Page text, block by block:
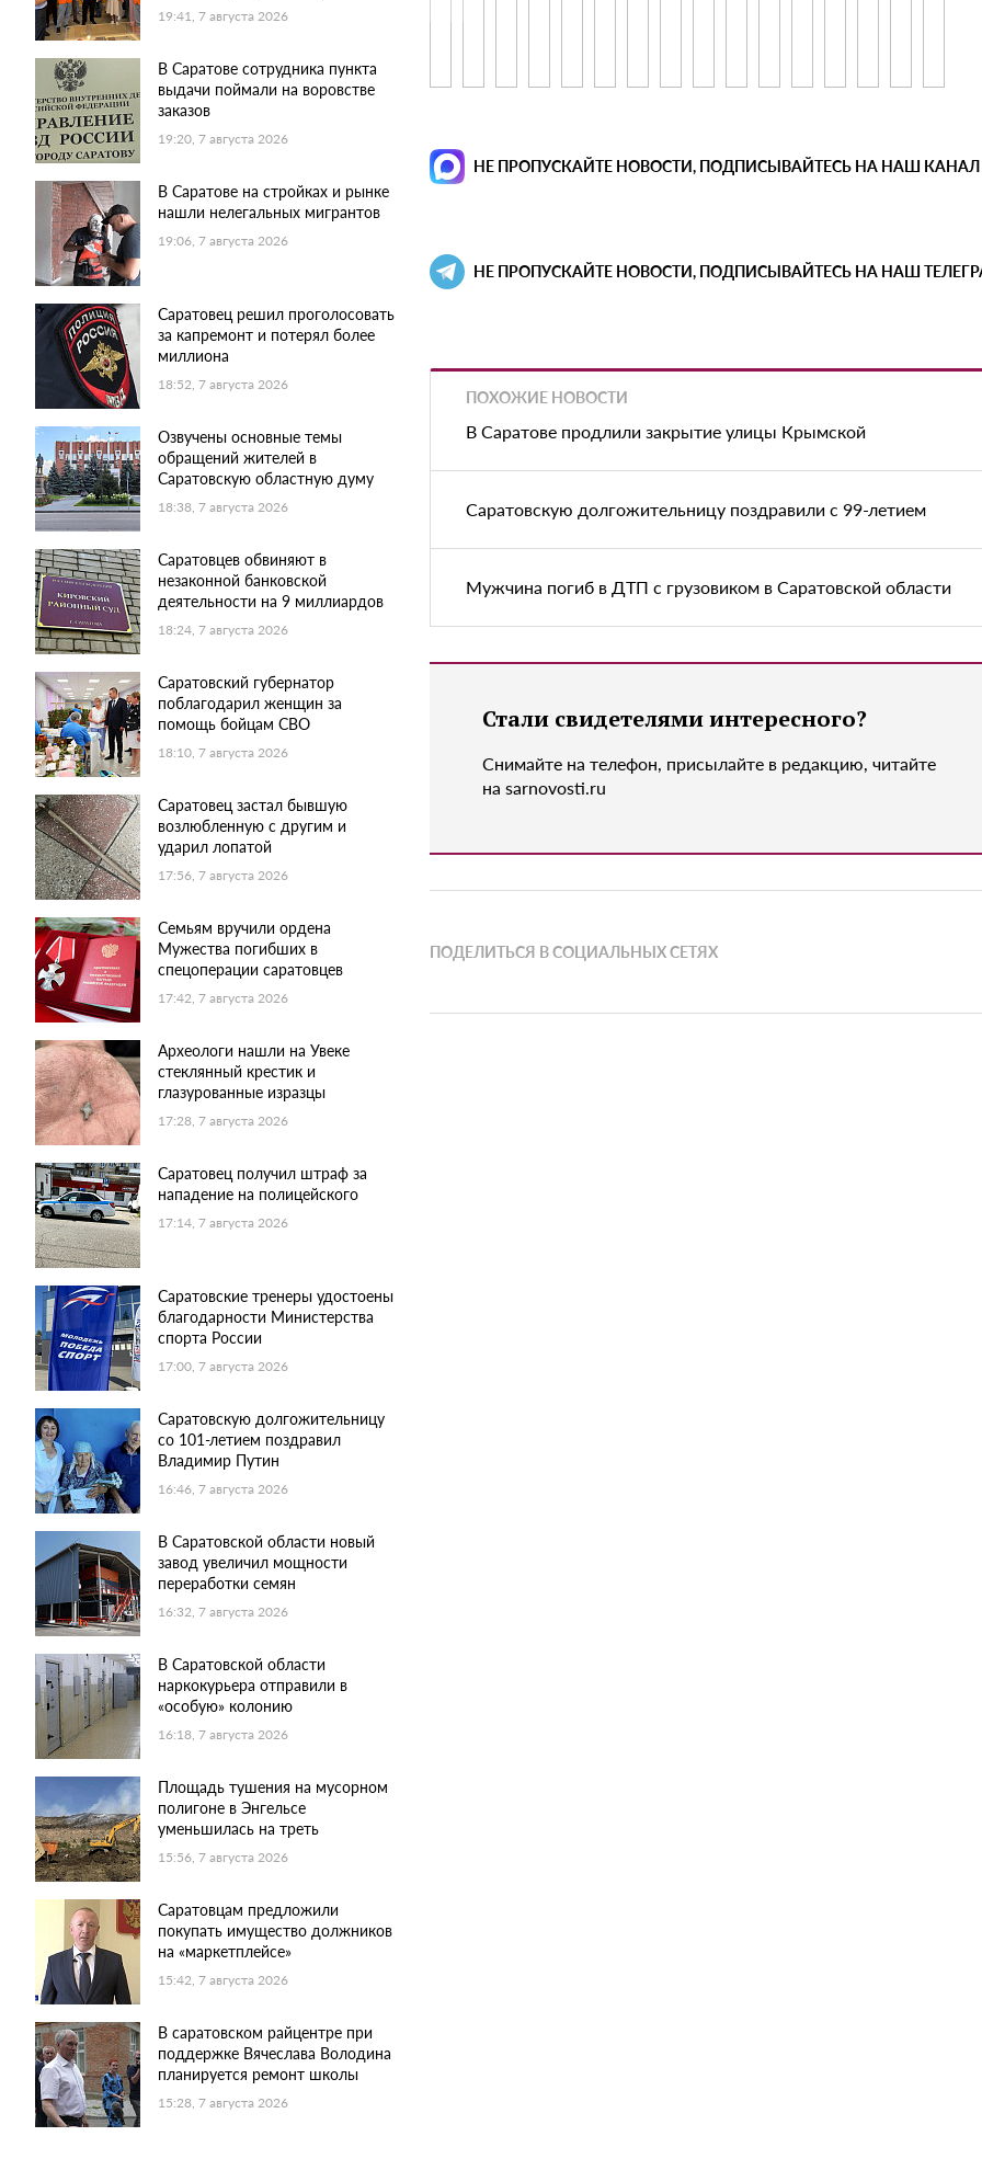
19:41, 7 августа 2026
В Саратове сотрудника пункта
выдачи поймали на воровстве
заказов
19:20, 7 августа 2026
В Саратове на стройках и рынке
нашли нелегальных мигрантов
19:06, 7 августа 2026
Саратовец решил проголосовать
за капремонт и потерял более
миллиона
18:52, 7 августа 2026
Озвучены основные темы
обращений жителей в
Саратовскую областную думу
18:38, 7 августа 2026
Саратовцев обвиняют в
незаконной банковской
деятельности на 9 миллиардов
18:24, 7 августа 2026
Саратовский губернатор
поблагодарил женщин за
помощь бойцам СВО
18:10, 7 августа 2026
Саратовец застал бывшую
возлюбленную с другим и
ударил лопатой
17:56, 7 августа 2026
Семьям вручили ордена
Мужества погибших в
спецоперации саратовцев
17:42, 7 августа 2026
Археологи нашли на Увеке
стеклянный крестик и
глазурованные изразцы
17:28, 7 августа 2026
Саратовец получил штраф за
нападение на полицейского
17:14, 7 августа 2026
Саратовские тренеры удостоены
благодарности Министерства
спорта России
17:00, 7 августа 2026
Саратовскую долгожительницу
со 101-летием поздравил
Владимир Путин
16:46, 7 августа 2026
В Саратовской области новый
завод увеличил мощности
переработки семян
16:32, 7 августа 2026
В Саратовской области
наркокурьера отправили в
«особую» колонию
16:18, 7 августа 2026
Площадь тушения на мусорном
полигоне в Энгельсе
уменьшилась на треть
15:56, 7 августа 2026
Саратовцам предложили
покупать имущество должников
на «маркетплейсе»
15:42, 7 августа 2026
В саратовском райцентре при
поддержке Вячеслава Володина
планируется ремонт школы
15:28, 7 августа 2026
НЕ ПРОПУСКАЙТЕ НОВОСТИ, ПОДПИСЫВАЙТЕСЬ НА НАШ КАНАЛ
НЕ ПРОПУСКАЙТЕ НОВОСТИ, ПОДПИСЫВАЙТЕСЬ НА НАШ
ПОХОЖИЕ НОВОСТИ
В Саратове продлили закрытие улицы Крымской
Саратовскую долгожительницу поздравили с 99-летием
Мужчина погиб в ДТП с грузовиком в Саратовской области
Стали свидетелями интересного?
Снимайте на телефон, присылайте в редакцию, читайте
на sarnovosti.ru
ПОДЕЛИТЬСЯ В СОЦИАЛЬНЫХ СЕТЯХ